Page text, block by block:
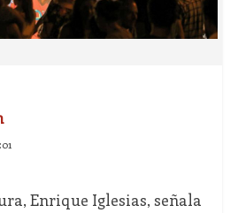
Enrique Iglesias, señala